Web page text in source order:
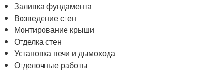
Заливка фундамента
Возведение стен
Монтирование крыши
Отделка стен
Установка печи и дымохода
Отделочные работы